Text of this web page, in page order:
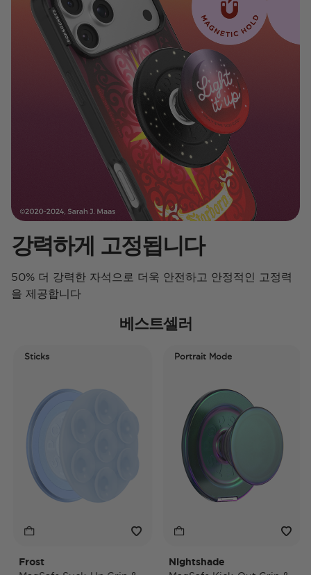
강력하게 고정됩니다
50% 더 강력한 자석으로 더욱 안전하고 안정적인 고정력
을 제공합니다
베스트셀러
Sticks
Frost
Portrait Mode
Nightshade